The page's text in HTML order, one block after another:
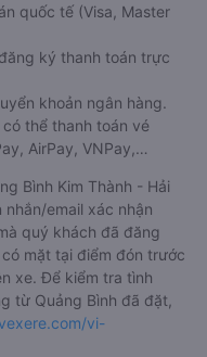
quốc tế (Visa, Master
ký thanh toán trực
khoản ngân hàng.
thể thanh toán vé
AirPay, VNPay,…
Bình Kim Thành - Hải
email xác nhận
quý khách đã đăng
mặt tại điểm đón trước
xe. Để kiểm tra tình
từ Quảng Bình đã đặt,
vi-